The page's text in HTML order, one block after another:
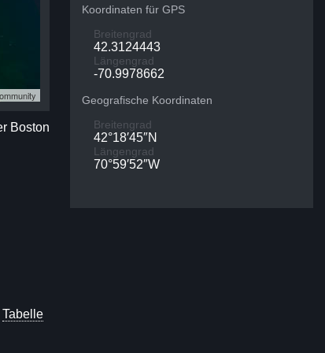
Boston
Koordinaten für GPS
Breitengrad
42.3124443
Längengrad
-70.9978662
Geografische Koordinaten
Breitengrad
42°18′45″N
Längengrad
70°59′52″W
Tabelle